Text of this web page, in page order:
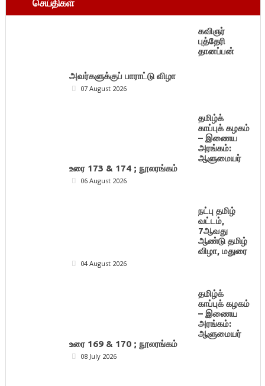
செய்திகள்
கவிஞர்
புத்தேரி
தானப்பன்
அவர்களுக்குப் பாராட்டு விழா
07 August 2026
தமிழ்க்
காப்புக் கழகம்
– இணைய
அரங்கம்:
ஆளுமையர்
உரை 173 & 174 ; நூலரங்கம்
06 August 2026
நட்பு தமிழ்
வட்டம்,
7ஆவது
ஆண்டு தமிழ்
விழா, மதுரை
04 August 2026
தமிழ்க்
காப்புக் கழகம்
– இணைய
அரங்கம்:
ஆளுமையர்
உரை 169 & 170 ; நூலரங்கம்
08 July 2026